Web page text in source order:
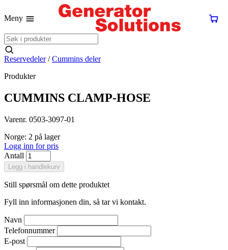
Meny
Reservedeler / Cummins deler
Produkter
CUMMINS CLAMP-HOSE
Varenr. 0503-3097-01
Norge: 2 på lager
Logg inn for pris
Antall
Legg i handlekurv
Still spørsmål om dette produktet
Fyll inn informasjonen din, så tar vi kontakt.
Navn
Telefonnummer
E-post